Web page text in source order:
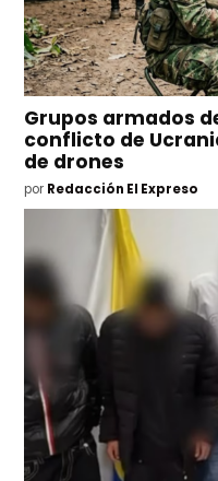
Grupos armados
conflicto de
de drones
por Redacción El Expreso